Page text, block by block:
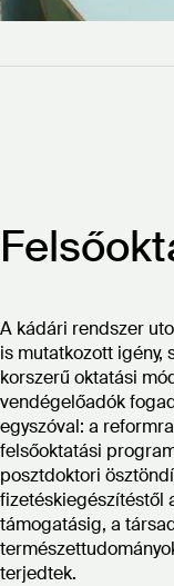
A kádári rendszer
is mutatkozott igény,
korszerű oktatási
vendégelőadók
egyszóval: a
felsőoktatási
posztdoktori
fizetéskiegészítéstől
támogatásig, a
terjedtek.